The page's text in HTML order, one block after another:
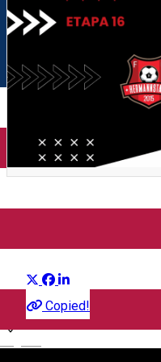
FCH vs FCSB
Distribuie
Copied!
Sport